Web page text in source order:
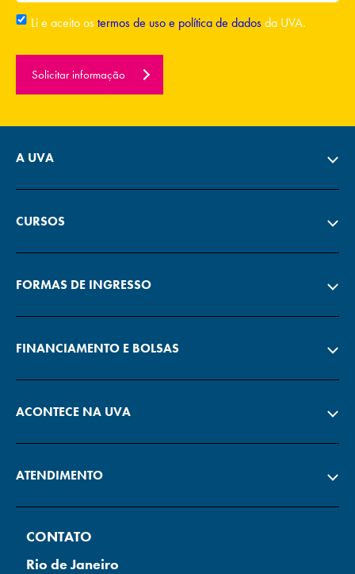
Li e aceito ostermos de uso e política de dadosda UVA.
Solicitar informação
A UVA
CURSOS
FORMAS DE INGRESSO
FINANCIAMENTO E BOLSAS
ACONTECE NA UVA
ATENDIMENTO
CONTATO
Rio de Janeiro